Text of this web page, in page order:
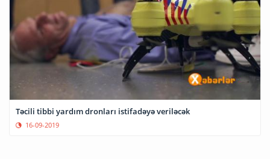
Təcili tibbi yardım dronları istifadəyə veriləcək
16-09-2019